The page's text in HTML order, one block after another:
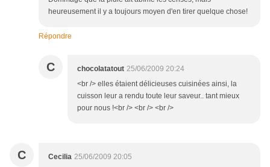
heureusement il y a toujours moyen d'en tirer quelque chose!
Répondre
C chocolatatout 25/06/2009 20:24
<br /> elles étaient délicieuses cuisinées ainsi, la
cuisson leur a rendu toute leur saveur.. tant mieux
pour nous !<br /> <br /> <br />
C Cecilia 25/06/2009 20:05